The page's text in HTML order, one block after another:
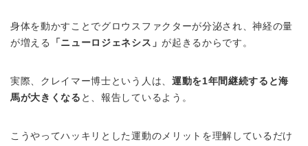
身体を動かすことでグロウスファクターが分泌され、神経の量
が増える
「ニューロジェネシス」が起きるからです。
実際、クレイマー博士という人は、 運動を1年間継続すると海
馬が大きくなる と、報告しているよう。
こうやってハッキリとした運動のメリットを理解しているだけ